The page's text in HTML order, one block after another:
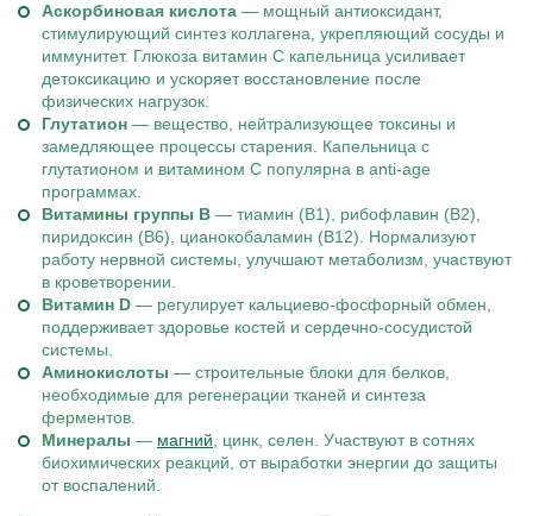
Аскорбиновая кислота — мощный антиоксидант,
стимулирующий синтез коллагена, укрепляющий сосуды и
иммунитет. Глюкоза витамин С капельница усиливает
детоксикацию и ускоряет восстановление после
физических нагрузок.
Глутатион — вещество, нейтрализующее токсины и
замедляющее процессы старения. Капельница с
глутатионом и витамином С популярна в anti-age
программах.
Витамины группы В — тиамин (В1), рибофлавин (В2),
пиридоксин (В6), цианокобаламин (В12). Нормализуют
работу нервной системы, улучшают метаболизм, участвуют
в кроветворении.
Витамин D — регулирует кальциево-фосфорный обмен,
поддерживает здоровье костей и сердечно-сосудистой
системы.
Аминокислоты — строительные блоки для белков,
необходимые для регенерации тканей и синтеза
ферментов.
Минералы — магний , цинк, селен. Участвуют в сотнях
биохимических реакций, от выработки энергии до защиты
от воспалений.